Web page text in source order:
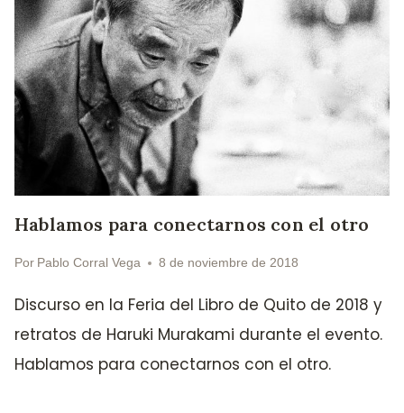
Hablamos para conectarnos con el otro
Por Pablo Corral Vega 8 de noviembre de 2018
Discurso en la Feria del Libro de Quito de 2018 y
retratos de Haruki Murakami durante el evento.
Hablamos para conectarnos con el otro.